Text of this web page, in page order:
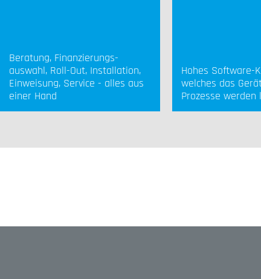
Beratung, Finanzierungs-
auswahl, Roll-Out, Installation,
Einweisung, Service - alles aus
einer Hand
Hohes Software-
welches das
Prozesse werden